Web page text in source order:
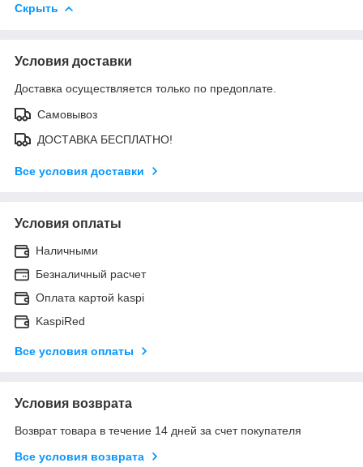
Скрыть
Условия доставки
Доставка осуществляется только по предоплате.
Самовывоз
ДОСТАВКА БЕСПЛАТНО!
Все условия доставки
Условия оплаты
Наличными
Безналичный расчет
Оплата картой kaspi
KaspiRed
Все условия оплаты
Условия возврата
Возврат товара в течение 14 дней за счет покупателя
Все условия возврата